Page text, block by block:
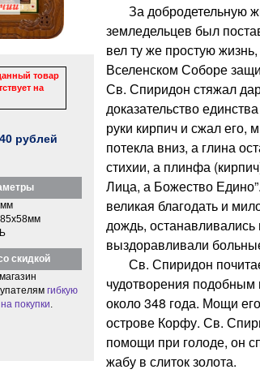
товар
на
рублей
скидкой
гибкую
покупки
За добродетельную
земледельцев был
вел ту же простую
Вселенском Соборе
Св. Спиридон стяжал
доказательство
руки кирпич и сжал его,
потекла вниз, а глина
стихии, а плинфа
Лица, а Божество
великая благодать и
дождь,
выздоравливали
Св. Спиридон
чудотворения подобным
около 348 года. Мощи
острове Корфу. Св.
помощи при голоде, он
жабу в слиток золота.